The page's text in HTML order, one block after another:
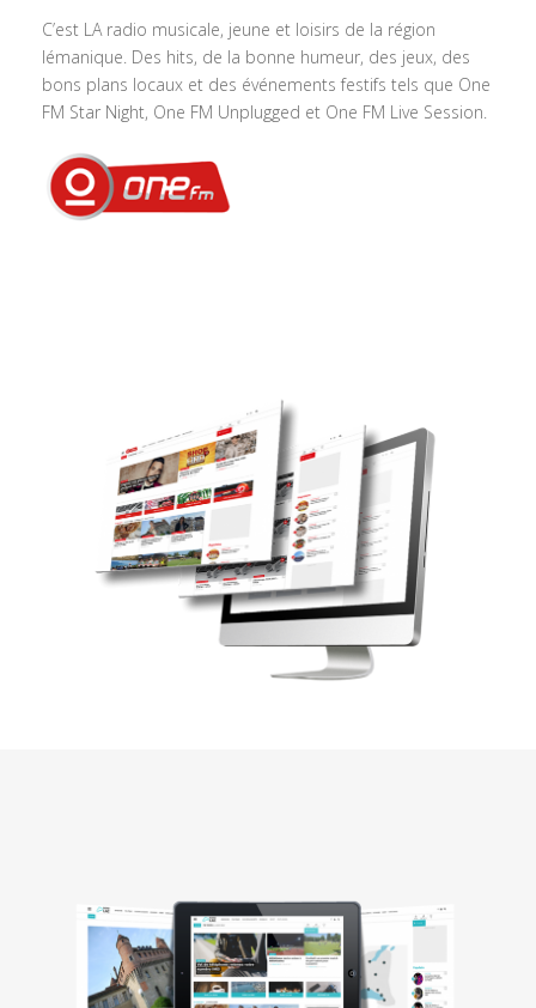
C’est LA radio musicale, jeune et loisirs de la région
lémanique. Des hits, de la bonne humeur, des jeux, des
bons plans locaux et des événements festifs tels que One
FM Star Night, One FM Unplugged et One FM Live Session.